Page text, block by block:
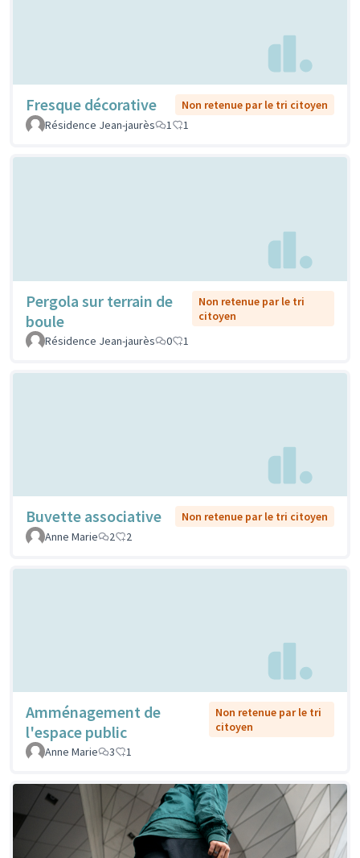
Fresque décorative
Non retenue par le tri citoyen
Résidence Jean-jaurès
1 1
Pergola sur terrain de
boule
Non retenue par le tri
citoyen
Résidence Jean-jaurès
0 1
Buvette associative
Non retenue par le tri citoyen
Anne Marie
2 2
Amménagement de
l'espace public
Non retenue par le tri
citoyen
Anne Marie
3 1